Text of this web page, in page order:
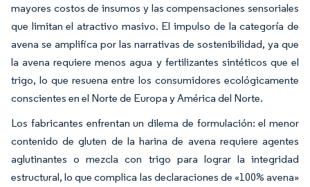
mayores costos de insumos y las compensaciones sensoriales
que limitan el atractivo masivo. El impulso de la categoría de
avena se amplifica por las narrativas de sostenibilidad, ya que
la avena requiere menos agua y fertilizantes sintéticos que el
trigo, lo que resuena entre los consumidores ecológicamente
conscientes en el Norte de Europa y América del Norte.
Los fabricantes enfrentan un dilema de formulación: el menor
contenido de gluten de la harina de avena requiere agentes
aglutinantes o mezcla con trigo para lograr la integridad
estructural, lo que complica las declaraciones de «100% avena»